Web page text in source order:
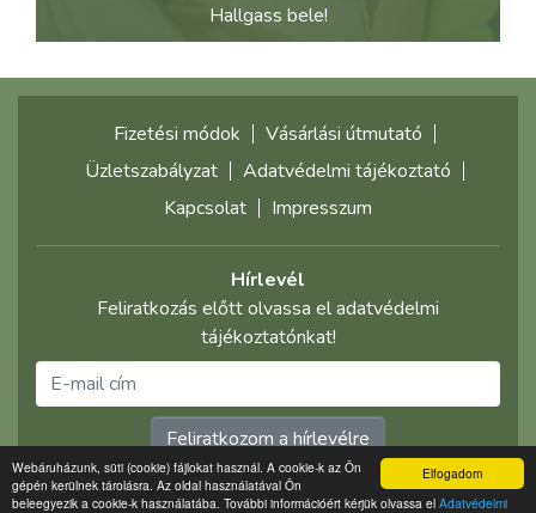
Elfogadom
Webáruházunk, süti (cookie) fájlokat használ. A cookie-k az Ön
gépén kerülnek tárolásra. Az oldal használatával Ön
beleegyezik a cookie-k használatába. További információért kérjük olvassa el Adatvédelmi
Hallgass bele!
Fizetési módok
Vásárlási útmutató
Üzletszabályzat
Adatvédelmi tájékoztató
Kapcsolat
Impresszum
Hírlevél
Feliratkozás előtt olvassa el adatvédelmi
tájékoztatónkat!
Feliratkozom a hírlevélre
©2021 multimediaplaza.com